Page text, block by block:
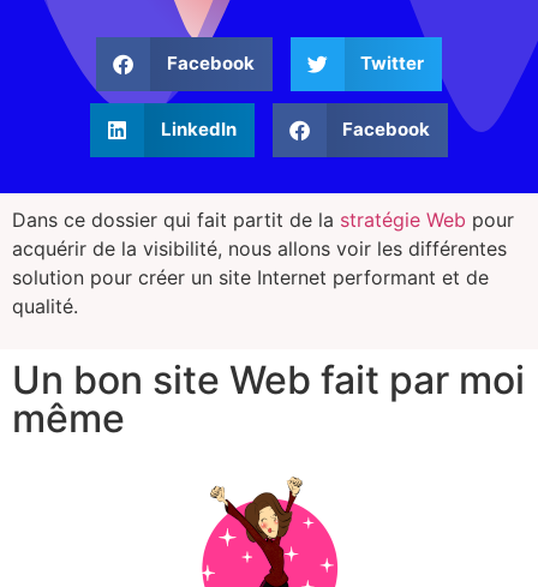
Facebook Twitter
LinkedIn Facebook
Dans ce dossier qui fait partit de la stratégie Web pour
acquérir de la visibilité, nous allons voir les différentes
solution pour créer un site Internet performant et de
qualité.
Un bon site Web fait par moi
même